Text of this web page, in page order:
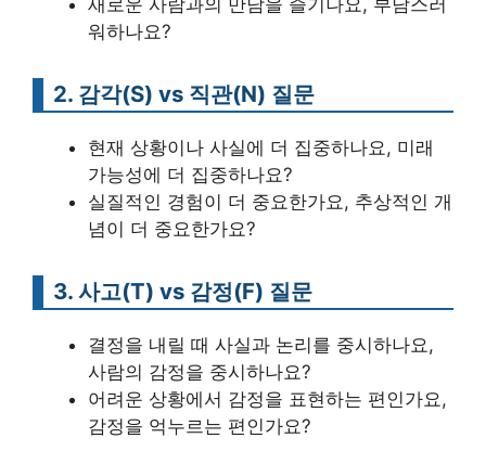
워하나요?
2. 감각(S) vs 직관(N) 질문
현재 상황이나 사실에 더 집중하나요, 미래
가능성에 더 집중하나요?
실질적인 경험이 더 중요한가요, 추상적인 개
념이 더 중요한가요?
3. 사고(T) vs 감정(F) 질문
결정을 내릴 때 사실과 논리를 중시하나요,
사람의 감정을 중시하나요?
어려운 상황에서 감정을 표현하는 편인가요,
감정을 억누르는 편인가요?